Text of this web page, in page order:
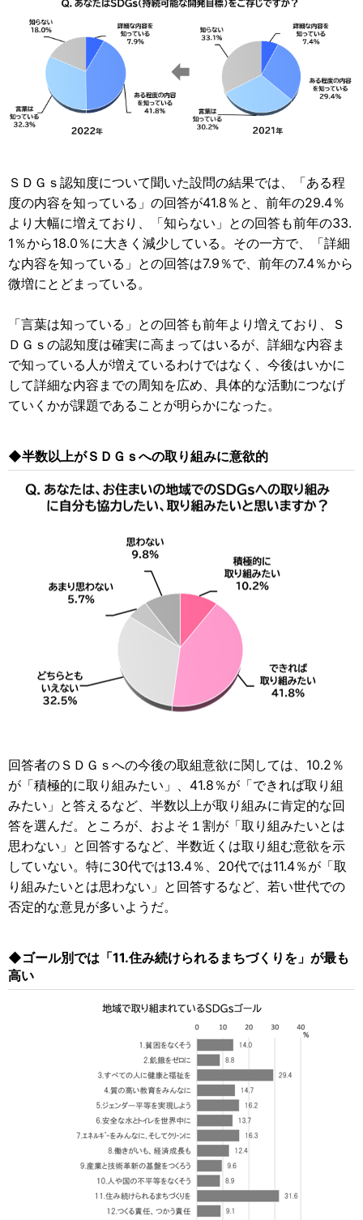
ＳＤＧｓ認知度について聞いた設問の結果では、「ある程
度の内容を知っている」の回答が41.8％と、前年の29.4％
より大幅に増えており、「知らない」との回答も前年の33.
1％から18.0％に大きく減少している。その一方で、「詳細
な内容を知っている」との回答は7.9％で、前年の7.4％から
微増にとどまっている。
「言葉は知っている」との回答も前年より増えており、Ｓ
ＤＧｓの認知度は確実に高まってはいるが、詳細な内容ま
で知っている人が増えているわけではなく、今後はいかに
して詳細な内容までの周知を広め、具体的な活動につなげ
ていくかが課題であることが明らかになった。
◆半数以上がＳＤＧｓへの取り組みに意欲的
回答者のＳＤＧｓへの今後の取組意欲に関しては、10.2％
が「積極的に取り組みたい」、41.8％が「できれば取り組
みたい」と答えるなど、半数以上が取り組みに肯定的な回
答を選んだ。ところが、およそ１割が「取り組みたいとは
思わない」と回答するなど、半数近くは取り組む意欲を示
していない。特に30代では13.4％、20代では11.4％が「取
り組みたいとは思わない」と回答するなど、若い世代での
否定的な意見が多いようだ。
◆ゴール別では「11.住み続けられるまちづくりを」が最も
高い